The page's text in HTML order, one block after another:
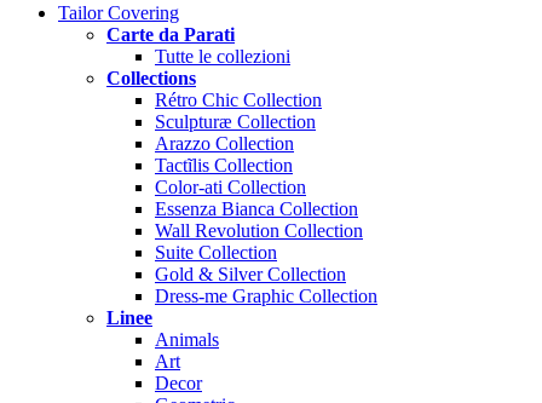
Close
Tailor Covering
Carte da Parati
Tutte le collezioni
Collections
Rétro Chic Collection
Sculpturæ Collection
Arazzo Collection
Tactĩlis Collection
Color-ati Collection
Essenza Bianca Collection
Wall Revolution Collection
Suite Collection
Gold & Silver Collection
Dress-me Graphic Collection
Linee
Animals
Art
Decor